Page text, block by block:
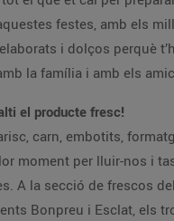
festes, amb els
i dolços perquè
la família i amb els
el producte fresc!
carn, embotits,
moment per lluir-nos i
A la secció de frescos
Bonpreu i Esclat, els